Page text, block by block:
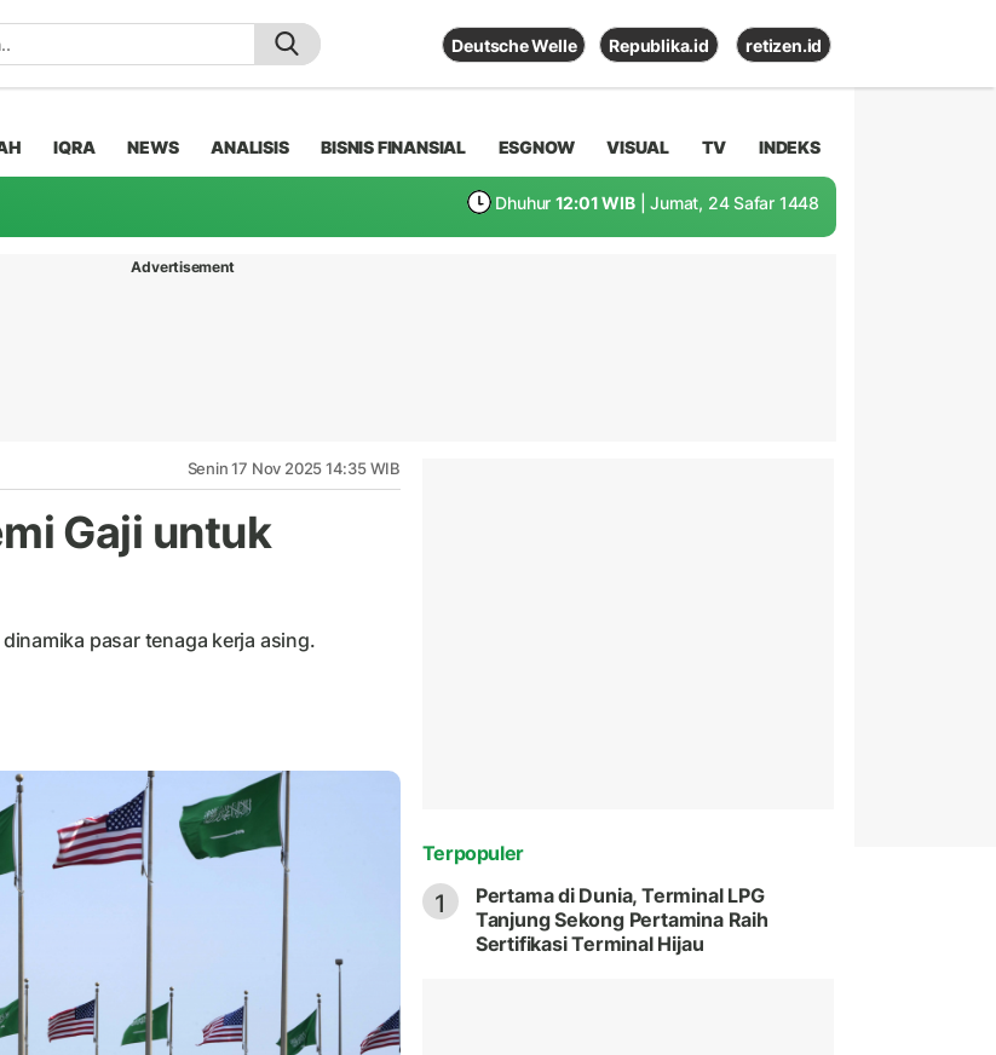
Deutsche Welle Republika.id retizen.id
IQRA NEWS ANALISIS BISNIS FINANSIAL ESGNOW VISUAL TV INDEKS
Dhuhur 12:01 WIB | Jumat, 24 Safar 1448
Advertisement
Senin 17 Nov 2025 14:35 WIB
Gaji untuk
pasar tenaga kerja asing.
Terpopuler
1
Pertama di Dunia, Terminal LPG
Tanjung Sekong Pertamina Raih
Sertifikasi Terminal Hijau